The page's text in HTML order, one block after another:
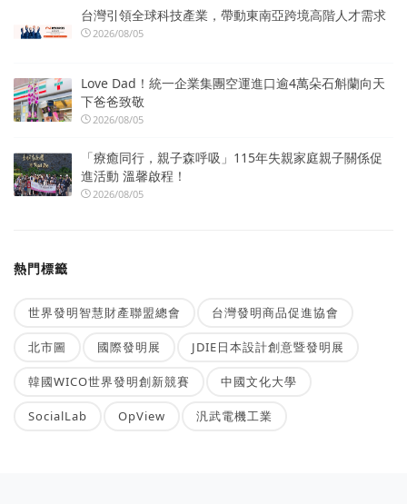
台灣引領全球科技產業，帶動東南亞跨境高階人才需求
2026/08/05
Love Dad！統一企業集團空運進口逾4萬朵石斛蘭向天
下爸爸致敬
2026/08/05
「療癒同行，親子森呼吸」115年失親家庭親子關係促
進活動 溫馨啟程！
2026/08/05
熱門標籤
世界發明智慧財產聯盟總會 台灣發明商品促進協會
北市圖 國際發明展 JDIE日本設計創意暨發明展
韓國WICO世界發明創新競賽 中國文化大學
SocialLab OpView 汎武電機工業